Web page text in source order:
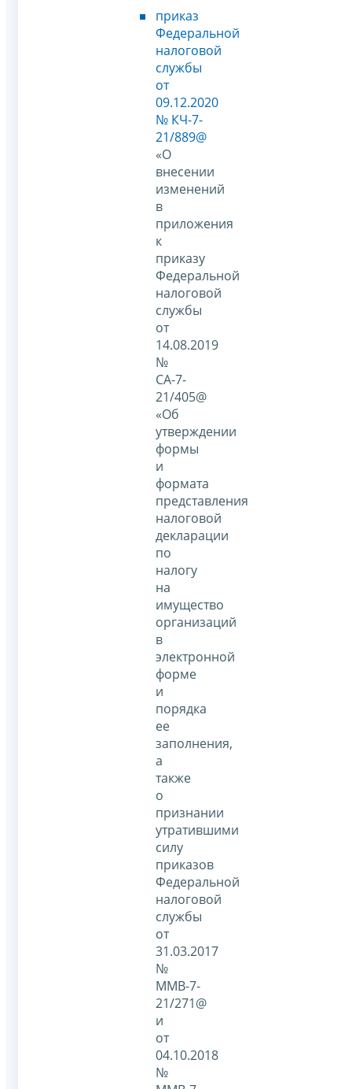
приказ
Федеральной
налоговой
службы
от
09.12.2020
№ КЧ-7-
21/889@
«О
внесении
изменений
в
приложения
к
приказу
Федеральной
налоговой
службы
от
14.08.2019
№
СА-7-
21/405@
«Об
утверждении
формы
и
формата
представления
налоговой
декларации
по
налогу
на
имущество
организаций
в
электронной
форме
и
порядка
ее
заполнения,
а
также
о
признании
утратившими
силу
приказов
Федеральной
налоговой
службы
от
31.03.2017
№
ММВ-7-
21/271@
и
от
04.10.2018
№